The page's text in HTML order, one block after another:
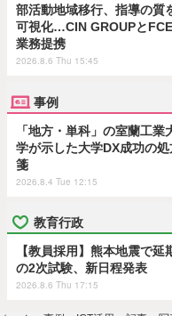
部活動地域移行、指導の質
可視化…CIN GROUPと
業務提携
2026.8.6 Thu 15:45
事例
「地方・単科」の室蘭工業
学が示した大学DX成功の処
箋
2026.8.4 Tue 12:15
教育行政
【教員採用】熊本地震で延
の2次試験、新日程発表
2026.8.6 Thu 17:15